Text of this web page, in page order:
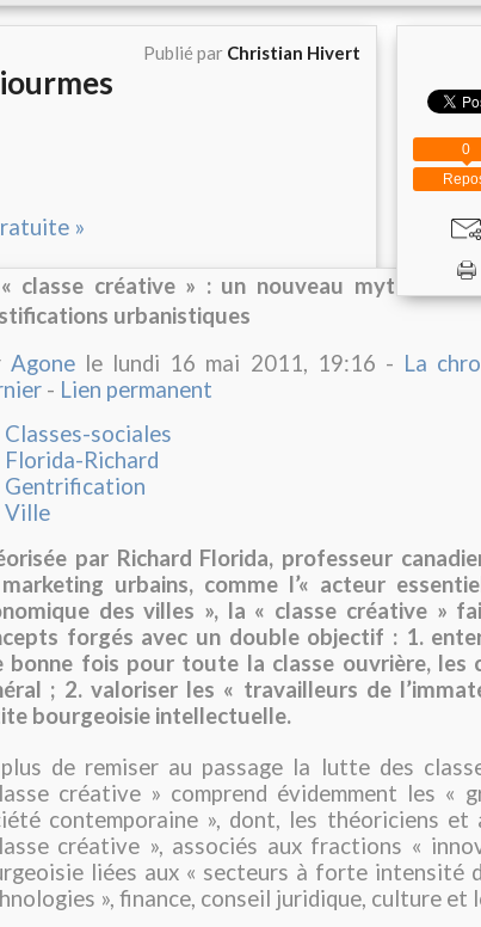
Publié par Christian Hivert
»
classe créative » : un nouveau mythe
urbanistiques
Agone le lundi 16 mai 2011, 19:16 - La
- Lien permanent
Classes-sociales
Florida-Richard
Gentrification
Ville
par Richard Florida, professeur
urbains, comme l’« acteur
des villes », la « classe créative »
forgés avec un double objectif : 1.
bonne fois pour toute la classe ouvrière, les
; 2. valoriser les « travailleurs de
bourgeoisie intellectuelle.
de remiser au passage la lutte des
créative » comprend évidemment les «
contemporaine », dont, les théoriciens
créative », associés aux fractions «
liées aux « secteurs à forte intensité
», finance, conseil juridique, culture et
0